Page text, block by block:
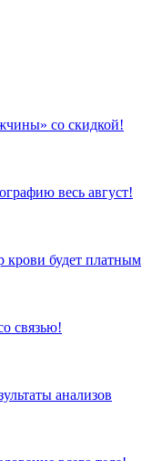
со скидкой!
весь август!
крови будет платным
связью!
анализов